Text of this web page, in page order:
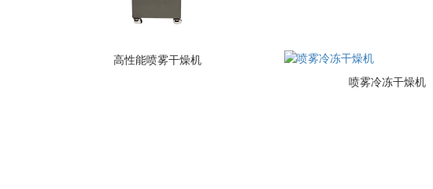
高性能喷雾干燥机
喷雾冷冻干燥机